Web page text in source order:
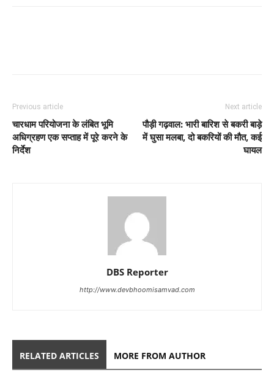
Previous article
चारधाम परियोजना के लंबित भूमि
अधिग्रहण एक सप्ताह में पूरे करने के
निर्देश
Next article
पौड़ी गढ़वाल: भारी बारिश से बकरी बाड़े
में घुसा मलबा, दो बकरियों की मौत, कई
घायल
DBS Reporter
http://www.devbhoomisamvad.com
RELATED ARTICLES MORE FROM AUTHOR